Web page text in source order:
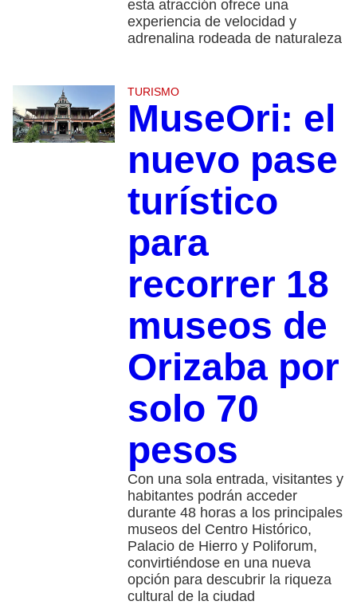
esta atracción ofrece una
experiencia de velocidad y
adrenalina rodeada de naturaleza
TURISMO
MuseOri: el
nuevo pase
turístico
para
recorrer 18
museos de
Orizaba por
solo 70
pesos
Con una sola entrada, visitantes y
habitantes podrán acceder
durante 48 horas a los principales
museos del Centro Histórico,
Palacio de Hierro y Poliforum,
convirtiéndose en una nueva
opción para descubrir la riqueza
cultural de la ciudad